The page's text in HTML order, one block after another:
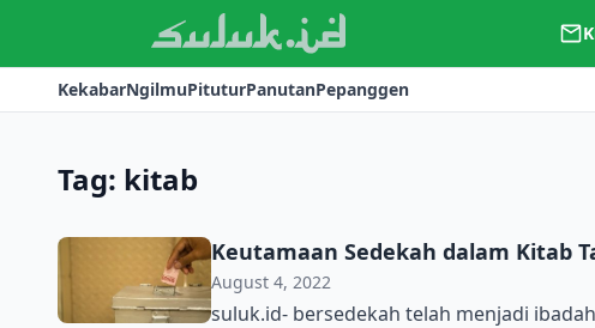
KekabarNgilmuPituturPanutanPepanggen
Tag: kitab
Keutamaan Sedekah dalam Kitab
August 4, 2022
suluk.id- bersedekah telah menjadi